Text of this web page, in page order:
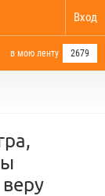
Вход
в мою ленту 2679